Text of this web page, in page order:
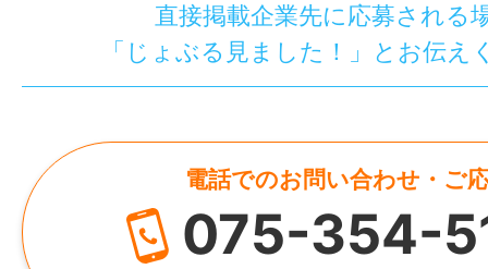
直接掲載企業先に応募される
「じょぶる見ました！」とお伝え
電話でのお問い合わせ・ご
075-354-